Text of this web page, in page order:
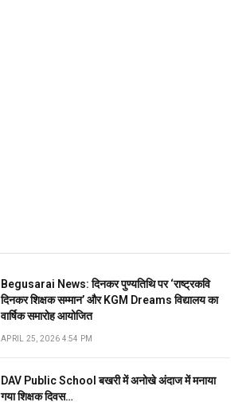
Begusarai News: दिनकर पुण्यतिथि पर ‘राष्ट्रकवि
दिनकर शिक्षक सम्मान’ और KGM Dreams विद्यालय का
वार्षिक समारोह आयोजित
APRIL 25, 2026 4:54 PM
DAV Public School बखरी में अनोखे अंदाज में मनाया
गया शिक्षक दिवस…